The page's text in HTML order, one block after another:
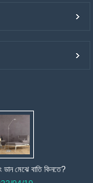
ডান মেঝে বাতি কিনতে?